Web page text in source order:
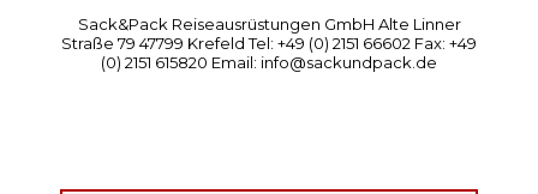
Sack&Pack Reiseausrüstungen GmbH Alte Linner
Straße 79 47799 Krefeld Tel: +49 (0) 2151 66602 Fax: +49
(0) 2151 615820 Email: info@sackundpack.de